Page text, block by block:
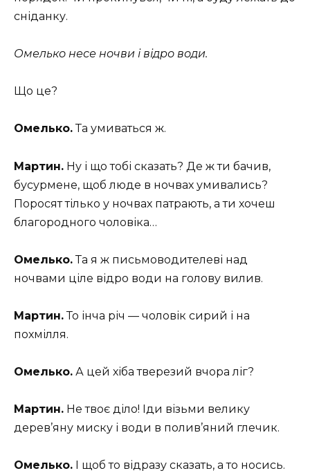
сніданку.
Омелько несе ночви і відро води.
Що це?
Омелько.Та умиваться ж.
Мартин. Ну і що тобі сказать? Де ж ти бачив,
бусурмене, щоб люде в ночвах умивались?
Поросят тілько у ночвах патрають, а ти хочеш
благородного чоловіка…
Омелько.Та я ж письмоводителеві над
ночвами ціле відро води на голову вилив.
Мартин.То інча річ — чоловік сирий і на
похмілля.
Омелько. А цей хіба тверезий вчора ліг?
Мартин. Не твоє діло! Іди візьми велику
дерев’яну миску і води в полив’яний глечик.
Омелько. І щоб то відразу сказать, а то носись.